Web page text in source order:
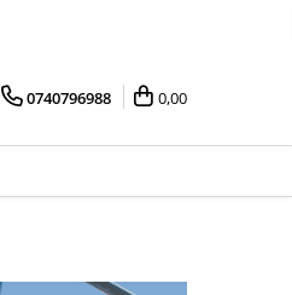
0740796988 0,00